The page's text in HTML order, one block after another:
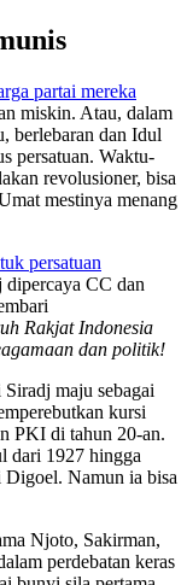
partai mereka
miskin. Atau, dalam
berlebaran dan Idul
persatuan. Waktu-
revolusioner, bisa
mestinya menang
persatuan
CC dan
Rakjat Indonesia
dan politik!
maju sebagai
kursi
PKI di tahun 20-an.
dari 1927 hingga
Namun ia bisa
Njoto, Sakirman,
perdebatan keras